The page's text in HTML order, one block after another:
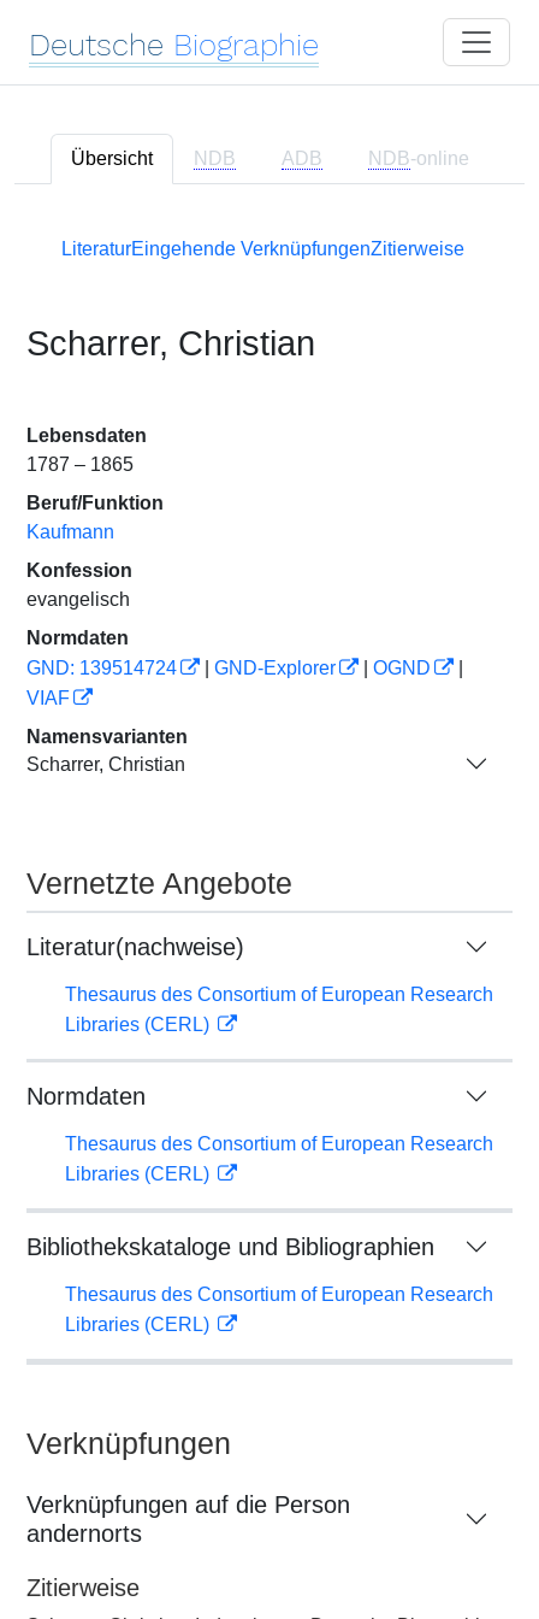
Deutsche Biographie
Übersicht NDB ADB NDB-online
LiteraturEingehende VerknüpfungenZitierweise
Scharrer, Christian
Lebensdaten
1787 – 1865
Beruf/Funktion
Kaufmann
Konfession
evangelisch
Normdaten
GND: 139514724
GND-Explorer OGND
VIAF
Namensvarianten
Scharrer, Christian
Vernetzte Angebote
Literatur(nachweise)
Thesaurus des Consortium of European Research
Libraries (CERL)
Normdaten
Thesaurus des Consortium of European Research
Libraries (CERL)
Bibliothekskataloge und Bibliographien
Thesaurus des Consortium of European Research
Libraries (CERL)
Verknüpfungen
Verknüpfungen auf die Person
andernorts
Zitierweise